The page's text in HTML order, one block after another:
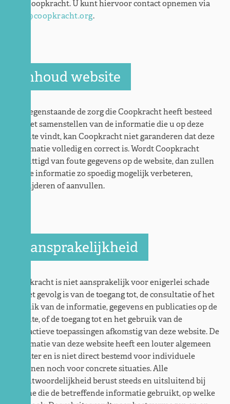
van Coopkracht. U kunt hiervoor contact opnemen via
info@coopkracht.org.
Inhoud website
Niettegenstaande de zorg die Coopkracht heeft besteed
aan het samenstellen van de informatie die u op deze
website vindt, kan Coopkracht niet garanderen dat deze
informatie volledig en correct is. Wordt Coopkracht
verwittigd van foute gegevens op de website, dan zullen
we die informatie zo spoedig mogelijk verbeteren,
verwijderen of aanvullen.
Aansprakelijkheid
Coopkracht is niet aansprakelijk voor enigerlei schade
die het gevolg is van de toegang tot, de consultatie of het
gebruik van de informatie, gegevens en publicaties op de
website, of de toegang tot en het gebruik van de
interactieve toepassingen afkomstig van deze website. De
informatie van deze website heeft een louter algemeen
karakter en is niet direct bestemd voor individuele
personen noch voor concrete situaties. Alle
verantwoordelijkheid berust steeds en uitsluitend bij
degene die de betreffende informatie gebruikt, op welke